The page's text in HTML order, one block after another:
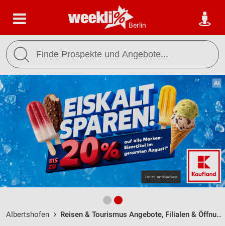
Berlin
Albertshofen Reisen & Tourismus Angebote, Filialen & Öffnungszeiten